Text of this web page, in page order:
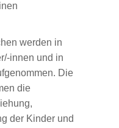
werden in
innen und in
Die
die
der Kinder und